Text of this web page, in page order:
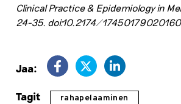
Clinical Practice & Epidemiology in
24-35. doi:10.2174/
Jaa:
Tagit rahapelaaminen